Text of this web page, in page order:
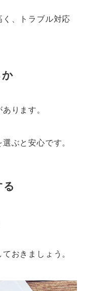
、トラブル対応
ります。
ぶと安心です。
おきましょう。